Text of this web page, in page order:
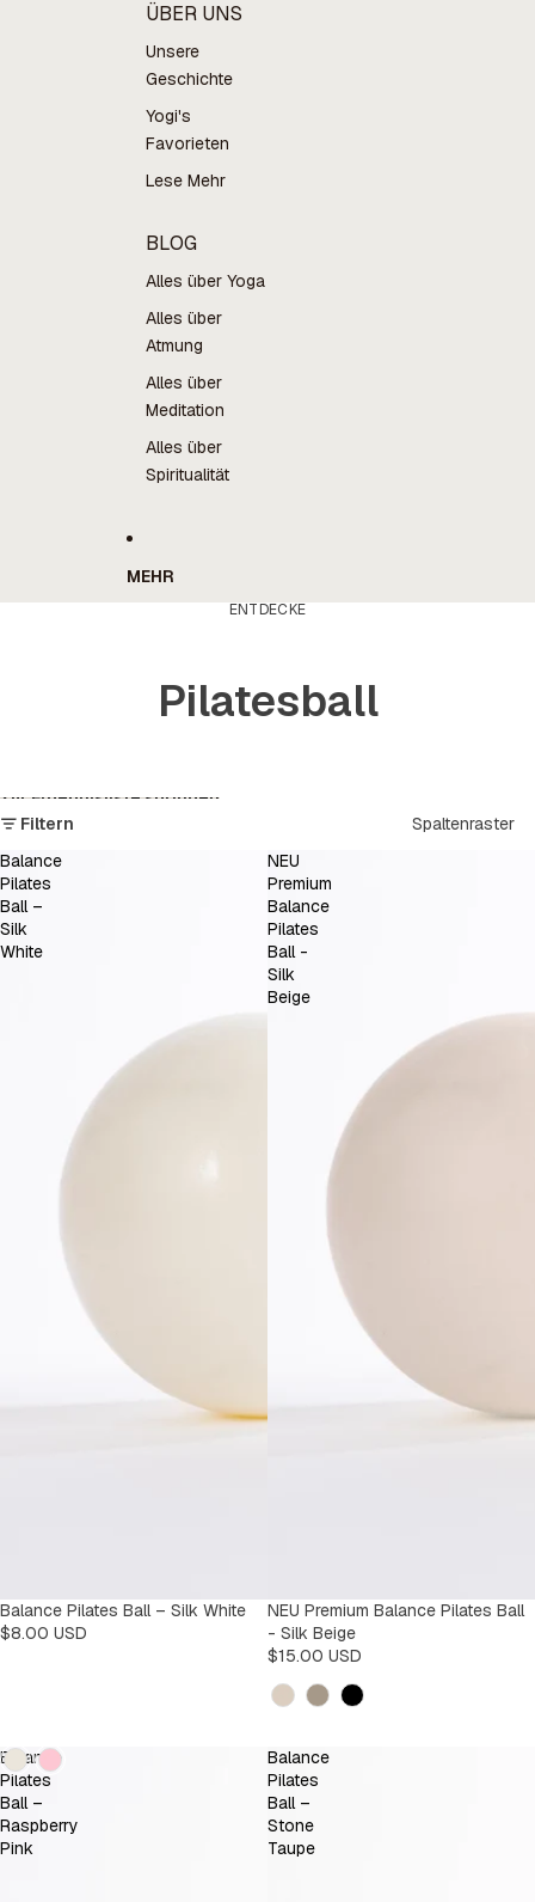
ÜBER UNS
Unsere
Geschichte
Yogi's
Favorieten
Lese Mehr
BLOG
Alles über Yoga
Alles über
Atmung
Alles über
Meditation
Alles über
Spiritualität
MEHR
ENTDECKE
Pilatesball
Zur Ergebnisliste springen
Filtern
Spaltenraster
Balance
Pilates
Ball –
Silk
White
Balance Pilates Ball – Silk White
$8.00 USD
Kleur
NEU
Premium
Balance
Pilates
Ball -
Silk
Beige
NEU Premium Balance Pilates Ball
- Silk Beige
$15.00 USD
Kleur
Balance
Pilates
Ball –
Raspberry
Pink
Balance
Pilates
Ball –
Stone
Taupe